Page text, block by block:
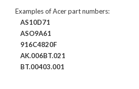
Examples of Acer part numbers:
AS10D71
ASO9A61
916C4820F
AK.006BT.021
BT.00403.001